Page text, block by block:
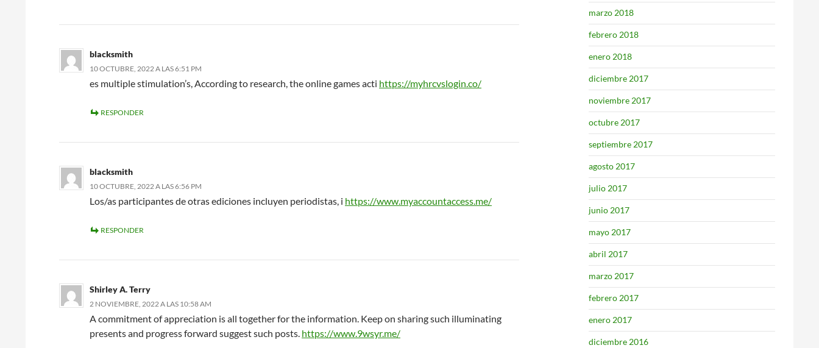
blacksmith
10 OCTUBRE, 2022 A LAS 6:51 PM
es multiple stimulation’s, According to research, the online games acti https://myhrcvslogin.co/
RESPONDER
blacksmith
10 OCTUBRE, 2022 A LAS 6:56 PM
Los/as participantes de otras ediciones incluyen periodistas, i https://www.myaccountaccess.me/
RESPONDER
Shirley A. Terry
2 NOVIEMBRE, 2022 A LAS 10:58 AM
A commitment of appreciation is all together for the information. Keep on sharing such illuminating
presents and progress forward suggest such posts. https://www.9wsyr.me/
marzo 2018
febrero 2018
enero 2018
diciembre 2017
noviembre 2017
octubre 2017
septiembre 2017
agosto 2017
julio 2017
junio 2017
mayo 2017
abril 2017
marzo 2017
febrero 2017
enero 2017
diciembre 2016